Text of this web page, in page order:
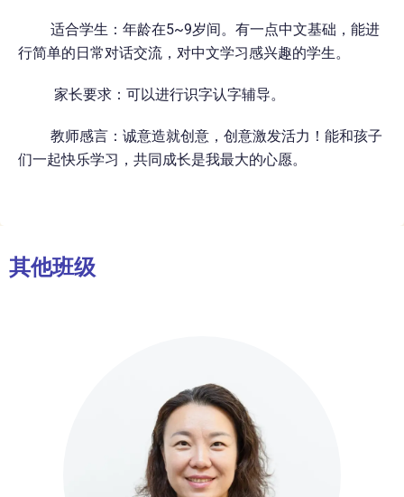
适合学生：年龄在5~9岁间。有一点中文基础，能进
行简单的日常对话交流，对中文学习感兴趣的学生。
家长要求：可以进行识字认字辅导。
教师感言：诚意造就创意，创意激发活力！能和孩子
们一起快乐学习，共同成长是我最大的心愿。
其他班级